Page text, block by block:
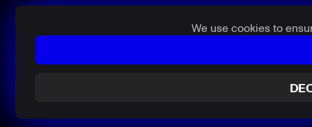
We use cookies to